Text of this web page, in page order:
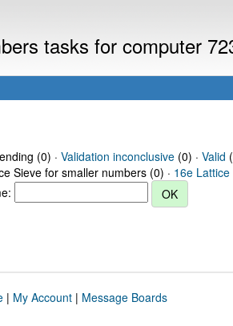
tasks for computer
(0) · Validation inconclusive(0) · Valid
Sieve for smaller numbers (0) · 16e
| My Account| Message Boards